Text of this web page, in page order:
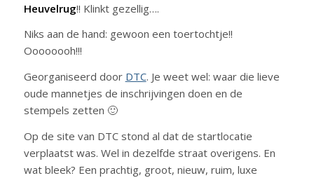
Heuvelrug!! Klinkt gezellig….
Niks aan de hand: gewoon een toertochtje!!
Oooooooh!!!
Georganiseerd door DTC. Je weet wel: waar die lieve
oude mannetjes de inschrijvingen doen en de
stempels zetten 🙂
Op de site van DTC stond al dat de startlocatie
verplaatst was. Wel in dezelfde straat overigens. En
wat bleek? Een prachtig, groot, nieuw, ruim, luxe